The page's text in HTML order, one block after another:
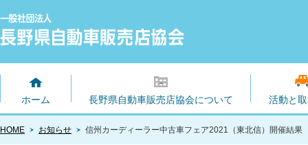
ホーム 長野県自動車販売店協会について 活動と
HOME お知らせ 信州カーディーラー中古車フェア2021（東北信）開催結果